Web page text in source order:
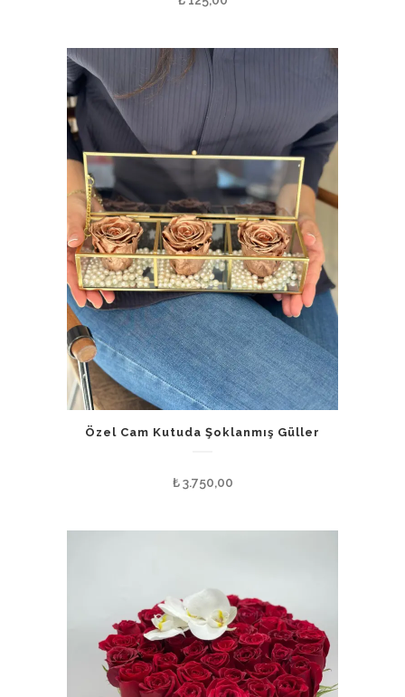
Özel Cam Kutuda Şoklanmış Güller
₺3.750,00